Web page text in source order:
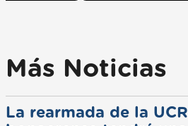
Más Noticias
La rearmada de la UCR